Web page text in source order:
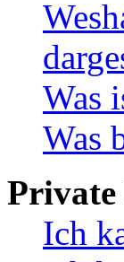
Was
Was
Private
Ich